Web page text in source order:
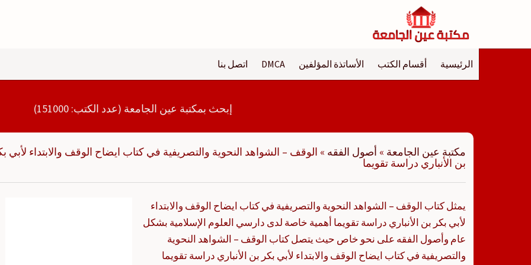
الرئيسية أقسام الكتب الأساتذة المؤلفين DMCA اتصل بنا
إبحث بمكتبة عين الجامعة (عدد الكتب: 151000)
مكتبة عين الجامعة » أصول الفقه » الوقف – الشواهد النحوية والتصريفية في كتاب ايضاح الوقف والابتداء لأبي
بن الأنباري دراسة تقويما
يمثل كتاب الوقف – الشواهد النحوية والتصريفية في كتاب ايضاح الوقف والابتداء
لأبي بكر بن الأنباري دراسة تقويما أهمية خاصة لدى دارسي العلوم الإسلامية بشكل
عام وأصول الفقه على نحو خاص حيث يتصل كتاب الوقف – الشواهد النحوية
والتصريفية في كتاب ايضاح الوقف والابتداء لأبي بكر بن الأنباري دراسة تقويما